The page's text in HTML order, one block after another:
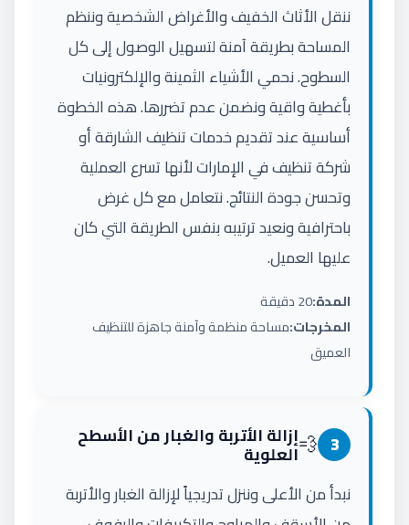
ننقل الأثاث الخفيف والأغراض الشخصية وننظم
المساحة بطريقة آمنة لتسهيل الوصول إلى كل
السطوح. نحمي الأشياء الثمينة والإلكترونيات
بأغطية واقية ونضمن عدم تضررها. هذه الخطوة
أساسية عند تقديم خدمات تنظيف الشارقة أو
شركة تنظيف في الإمارات لأنها تسرع العملية
وتحسن جودة النتائج. نتعامل مع كل غرض
باحترافية ونعيد ترتيبه بنفس الطريقة التي كان
عليها العميل.
المدة:20 دقيقة
المخرجات:مساحة منظمة وآمنة جاهزة للتنظيف
العميق
3
💨إزالة الأتربة والغبار من الأسطح
العلوية
نبدأ من الأعلى وننزل تدريجياً لإزالة الغبار والأتربة